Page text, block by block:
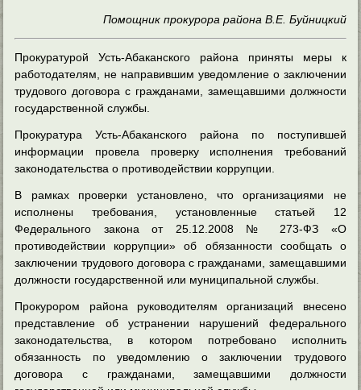
Помощник прокурора района В.Е. Буйницкий
Прокуратурой Усть-Абаканского района приняты меры к
работодателям, не направившим уведомление о заключении
трудового договора с гражданами, замещавшими должности
государственной службы.
Прокуратура Усть-Абаканского района по поступившей
информации провела проверку исполнения требований
законодательства о противодействии коррупции.
В рамках проверки установлено, что организациями не
исполнены требования, установленные статьей 12
Федерального закона от 25.12.2008 № 273-ФЗ «О
противодействии коррупции» об обязанности сообщать о
заключении трудового договора с гражданами, замещавшими
должности государственной или муниципальной службы.
Прокурором района руководителям организаций внесено
представление об устранении нарушений федерального
законодательства, в котором потребовано исполнить
обязанность по уведомлению о заключении трудового
договора с гражданами, замещавшими должности